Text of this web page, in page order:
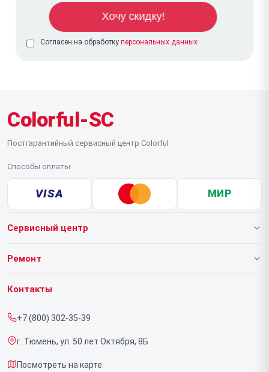
Согласен на обработку персональных данных
Colorful-SC
Постгарантийный сервисный центр Colorful
Способы оплаты
VISA МИР
Сервисный центр
О нашем сервисе
Срочный ремонт
Доставка и способы оплаты
Ремонт
Ноутбуков
Контакты
+7 (800) 302-35-39
г. Тюмень, ул. 50 лет Октября, 8Б
Посмотреть на карте